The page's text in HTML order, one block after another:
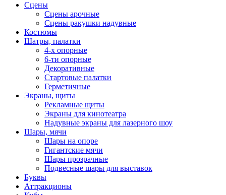
Сцены
Сцены арочные
Сцены ракушки надувные
Костюмы
Шатры, палатки
4-х опорные
6-ти опорные
Декоративные
Стартовые палатки
Герметичные
Экраны, щиты
Рекламные щиты
Экраны для кинотеатра
Надувные экраны для лазерного шоу
Шары, мячи
Шары на опоре
Гигантские мячи
Шары прозрачные
Подвесные шары для выставок
Буквы
Аттракционы